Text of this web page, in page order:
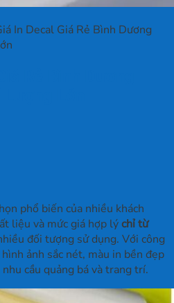
In Decal Giá Rẻ Bình Dương
phổ biến của nhiều khách
liệu và mức giá hợp lýchỉ từ
đối tượng sử dụng. Với công
ảnh sắc nét, màu in bền đẹp
cầu quảng bá và trang trí.